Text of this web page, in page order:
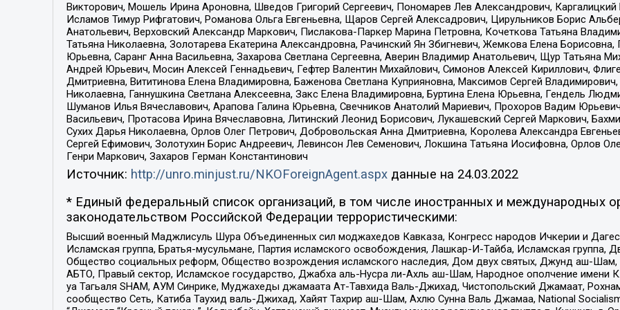
Викторович, Мошель Ирина Ароновна, Шведов Григорий Сергеевич, Пономарев Лев Александрович,
Исламов Тимур Рифгатович, Романова Ольга Евгеньевна, Щаров Сергей Алексадрович, Цирульников Борис
Анатольевич, Верховский Александр Маркович, Пислакова-Паркер Марина Петровна, Кочеткова Татьяна
Татьяна Николаевна, Золотарева Екатерина Александровна, Рачинский Ян Збигневич, Жемкова Елена
Юрьевна, Саранг Анна Васильевна, Захарова Светлана Сергеевна, Аверин Владимир Анатольевич, Щур Татьяна
Андрей Юрьевич, Мосин Алексей Геннадьевич, Гефтер Валентин Михайлович, Симонов Алексей Кириллович,
Дмитриевна, Вититинова Елена Владимировна, Баженова Светлана Куприяновна, Максимов Сергей
Николаевна, Ганнушкина Светлана Алексеевна, Закс Елена Владимировна, Буртина Елена Юрьевна, Гендель
Шуманов Илья Вячеславович, Арапова Галина Юрьевна, Свечников Анатолий Мариевич, Прохоров Вадим
Васильевич, Протасова Ирина Вячеславовна, Литинский Леонид Борисович, Лукашевский Сергей Маркович,
Сухих Дарья Николаевна, Орлов Олег Петрович, Добровольская Анна Дмитриевна, Королева Александра
Сергей Ефимович, Золотухин Борис Андреевич, Левинсон Лев Семенович, Локшина Татьяна Иосифовна, Орлов
Генри Маркович, Захаров Герман Константинович
Источник: http://unro.minjust.ru/NKOForeignAgent.aspxданные на 24.03.2022
* Единый федеральный список организаций, в том числе иностранных и международных
законодательством Российской Федерации террористическими:
Высший военный Маджлисуль Шура Объединенных сил моджахедов Кавказа, Конгресс народов Ичкерии и
Исламская группа, Братья-мусульмане, Партия исламского освобождения, Лашкар-И-Тайба, Исламская группа,
Общество социальных реформ, Общество возрождения исламского наследия, Дом двух святых, Джунд аш-
АБТО, Правый сектор, Исламское государство, Джабха аль-Нусра ли-Ахль аш-Шам, Народное ополчение имени
уа Тагьаля SHAM, АУМ Синрике, Муджахеды джамаата Ат-Тавхида Валь-Джихад, Чистопольский Джамаат,
сообщество Сеть, Катиба Таухид валь-Джихад, Хайят Тахрир аш-Шам, Ахлю Сунна Валь Джамаа, National